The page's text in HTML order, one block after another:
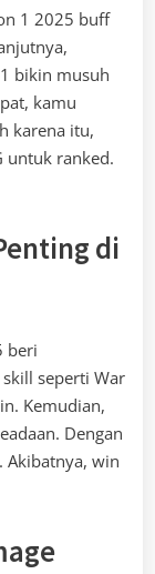
1 2025 buff
bikin musuh
kamu
karena itu,
untuk ranked.
di
beri
seperti War
Kemudian,
Dengan
Akibatnya, win